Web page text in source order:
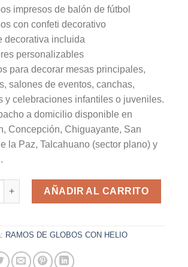
impresos de balón de fútbol
con confeti decorativo
decorativa incluida
personalizables
para decorar mesas principales,
salones de eventos, canchas,
y celebraciones infantiles o juveniles.
a domicilio disponible en
Concepción, Chiguayante, San
la Paz, Talcahuano (sector plano) y
AÑADIR AL CARRITO
RAMOS DE GLOBOS CON HELIO